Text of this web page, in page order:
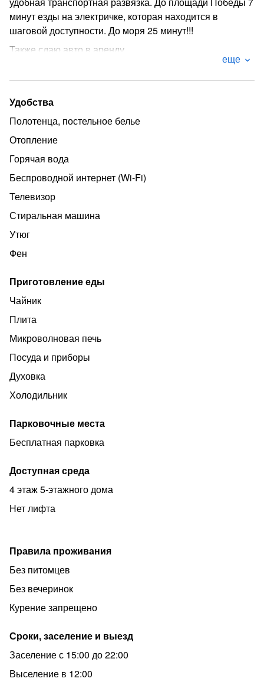
минут езды на электричке, которая находится в
шаговой доступности. До моря 25 минут!!!
Также сдаю авто в аренду.
Беру залог 5000, который возвращается после уборки.
и на побережье.
еще
Удобства
Полотенца, постельное белье
Отопление
Горячая вода
Беспроводной интернет (Wi‑Fi)
Телевизор
Стиральная машина
Утюг
Фен
Приготовление еды
Чайник
Плита
Микроволновая печь
Посуда и приборы
Духовка
Холодильник
Парковочные места
Бесплатная парковка
Доступная среда
4 этаж 5-этажного дома
Нет лифта
Правила проживания
Без питомцев
Без вечеринок
Курение запрещено
Сроки, заселение и выезд
Заселение с 15:00 до 22:00
Выселение в 12:00